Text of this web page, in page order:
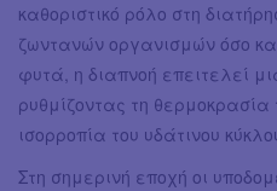
καθοριστικό ρόλο στη
ζωντανών οργανισμών όσο
φυτά, η διαπνοή επειτελεί
ρυθμίζοντας τη
ισορροπία του υδάτινου
Στη σημερινή εποχή οι